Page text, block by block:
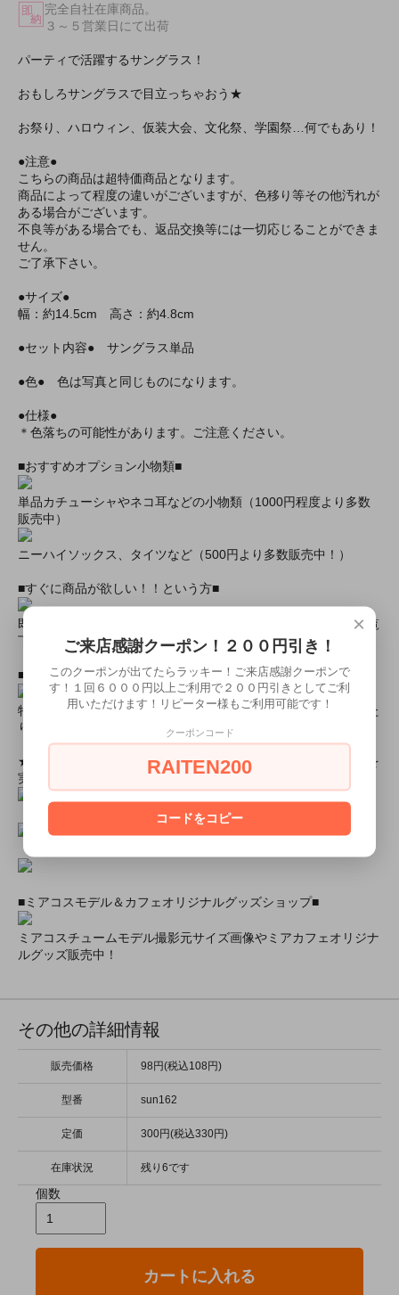
完全自社在庫商品。
３～５営業日にて出荷
パーティで活躍するサングラス！
おもしろサングラスで目立っちゃおう★
お祭り、ハロウィン、仮装大会、文化祭、学園祭…何でもあり！
●注意●
こちらの商品は超特価商品となります。
商品によって程度の違いがございますが、色移り等その他汚れが
ある場合がございます。
不良等がある場合でも、返品交換等には一切応じることができま
せん。
ご了承下さい。
●サイズ●
幅：約14.5cm 高さ：約4.8cm
●セット内容● サングラス単品
●色● 色は写真と同じものになります。
●仕様●
＊色落ちの可能性があります。ご注意ください。
■おすすめオプション小物類■
単品カチューシャやネコ耳などの小物類（1000円程度より多数
販売中）
ニーハイソックス、タイツなど（500円より多数販売中！）
■すぐに商品が欲しい！！という方■
即日配達商品一覧がございますので、よろしければそちらをご覧
下さいませ。
■とにかく安くて高品質な商品が欲しい！という方■
特別割引商品を掲載しています！最大８０％引きの商品もあった
りします！
★ミアカフェ・ミアリラではミアコス衣装を着用したイベントを
実施中★
■ミアコスモデル＆カフェオリジナルグッズショップ■
ミアコスチュームモデル撮影元サイズ画像やミアカフェオリジナ
ルグッズ販売中！
その他の詳細情報
販売価格 98円(税込108円)
型番 sun162
定価 300円(税込330円)
在庫状況 残り6です
個数
カートに入れる
×
ご来店感謝クーポン！２００円引き！
このクーポンが出てたらラッキー！ご来店感謝クーポンで
す！１回６０００円以上ご利用で２００円引きとしてご利
用いただけます！リピーター様もご利用可能です！
クーポンコード
RAITEN200
コードをコピー